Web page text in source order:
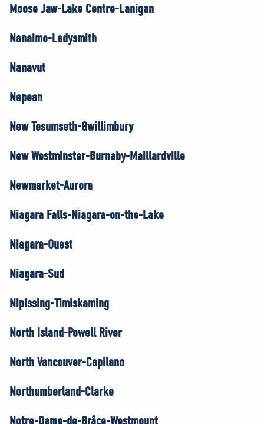
Moose Jaw-Lake Centre-Lanigan
Nanaimo-Ladysmith
Nanavut
Nepean
New Tesumseth-Gwillimbury
New Westminster-Burnaby-Maillardville
Newmarket-Aurora
Niagara Falls-Niagara-on-the-Lake
Niagara-Ouest
Niagara-Sud
Nipissing-Timiskaming
North Island-Powell River
North Vancouver-Capilano
Northumberland-Clarke
Notre-Dame-de-Grâce-Westmount